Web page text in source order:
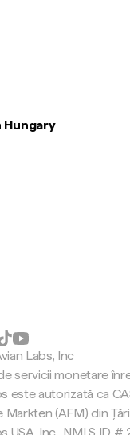
Hungary
Labs, Inc
servicii monetare
este autorizată ca
Markten (AFM) din